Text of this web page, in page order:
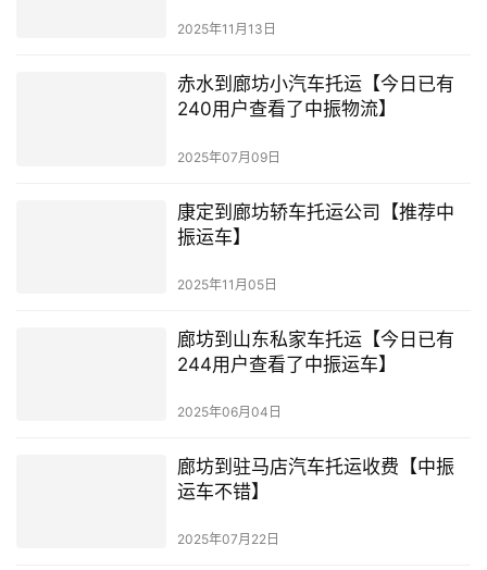
2025年11月13日
赤水到廊坊小汽车托运【今日已有
240用户查看了中振物流】
2025年07月09日
康定到廊坊轿车托运公司【推荐中
振运车】
2025年11月05日
廊坊到山东私家车托运【今日已有
244用户查看了中振运车】
2025年06月04日
廊坊到驻马店汽车托运收费【中振
运车不错】
2025年07月22日